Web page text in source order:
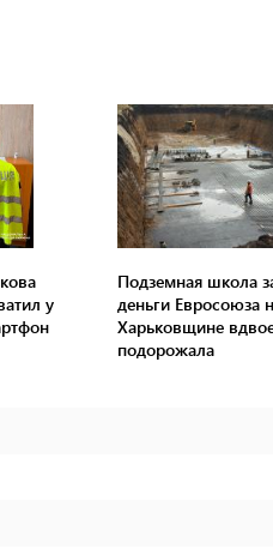
у
Подземная школа
деньги Евросоюза
Харьковщине
подорожала